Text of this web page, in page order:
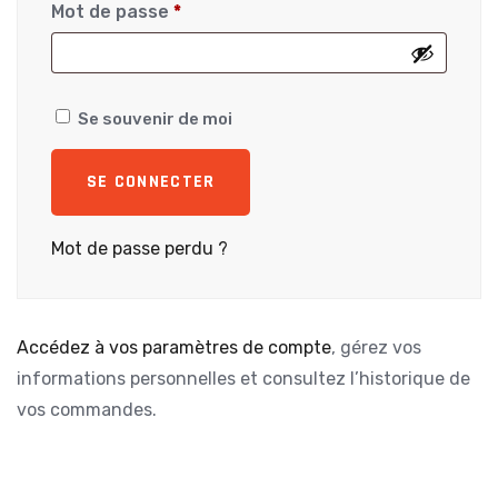
Mot de passe *
Se souvenir de moi
SE CONNECTER
Mot de passe perdu ?
Accédez à vos paramètres de compte, gérez vos
informations personnelles et consultez l’historique de
vos commandes.